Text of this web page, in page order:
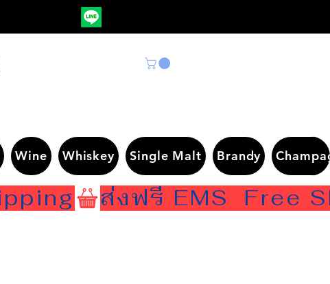
Wine Whiskey Single Malt Brandy